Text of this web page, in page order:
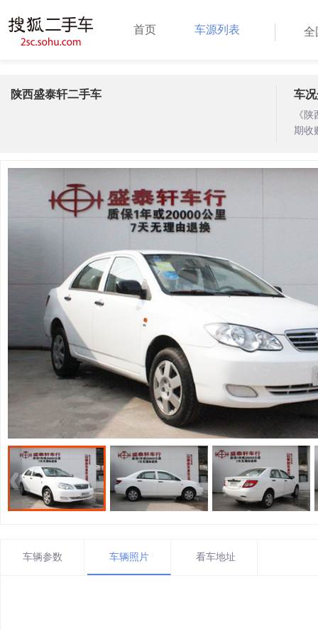
首页 车源列表 全
陕西盛泰轩二手车 车
《
期收
车辆参数 车辆照片 看车地址